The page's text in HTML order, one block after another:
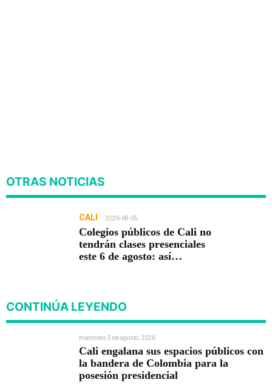
OTRAS NOTICIAS
CALI 2026-08-05
Colegios públicos de Cali no
tendrán clases presenciales
este 6 de agosto: así
CONTINÚA LEYENDO
miércoles 5 de agosto, 2026
Cali engalana sus espacios públicos con
la bandera de Colombia para la
posesión presidencial